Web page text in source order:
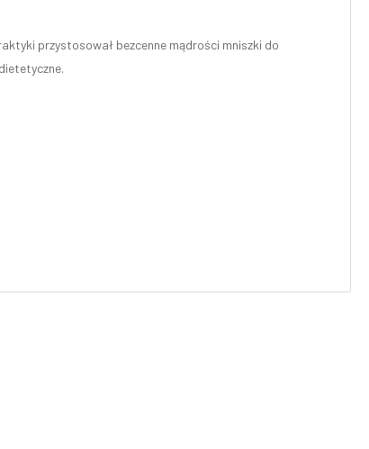
przystosował bezcenne mądrości mniszki do